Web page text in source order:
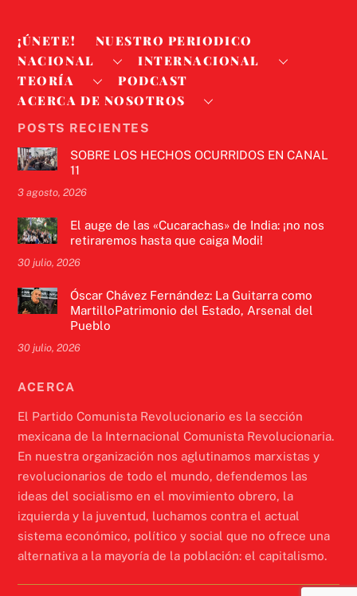
¡ÚNETE!
NUESTRO PERIODICO
NACIONAL
INTERNACIONAL
TEORÍA
PODCAST
ACERCA DE NOSOTROS
POSTS RECIENTES
SOBRE LOS HECHOS OCURRIDOS EN CANAL
11
3 agosto, 2026
El auge de las «Cucarachas» de India: ¡no nos
retiraremos hasta que caiga Modi!
30 julio, 2026
Óscar Chávez Fernández: La Guitarra como
MartilloPatrimonio del Estado, Arsenal del
Pueblo
30 julio, 2026
ACERCA
El Partido Comunista Revolucionario es la sección
mexicana de la Internacional Comunista Revolucionaria.
En nuestra organización nos aglutinamos marxistas y
revolucionarios de todo el mundo, defendemos las
ideas del socialismo en el movimiento obrero, la
izquierda y la juventud, luchamos contra el actual
sistema económico, político y social que no ofrece una
alternativa a la mayoría de la población: el capitalismo.